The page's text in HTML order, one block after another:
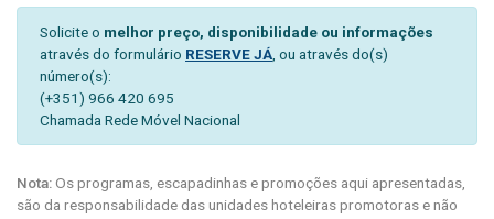
Solicite o melhor preço, disponibilidade ou informações
através do formulário RESERVE JÁ , ou através do(s)
número(s):
(+351) 966 420 695
Chamada Rede Móvel Nacional
Nota:Os programas, escapadinhas e promoções aqui apresentadas,
são da responsabilidade das unidades hoteleiras promotoras e não